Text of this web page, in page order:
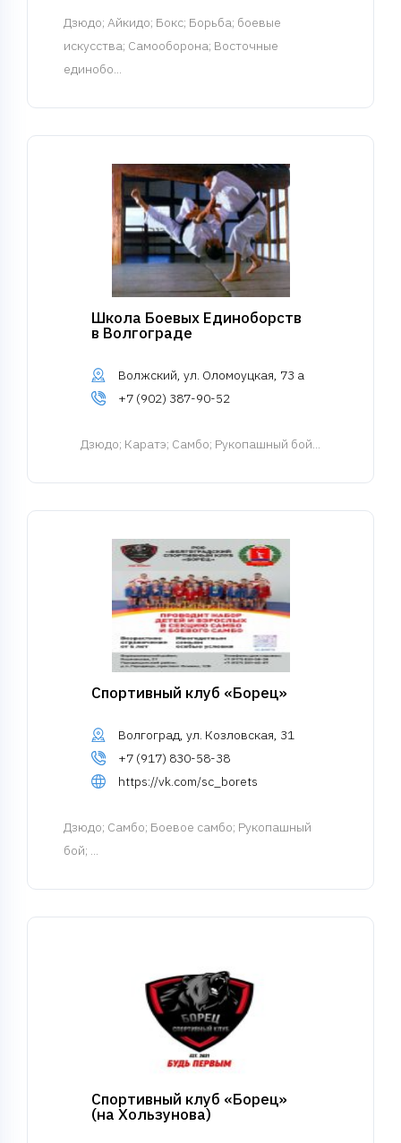
Дзюдо; Айкидо; Бокс; Борьба; боевые
искусства; Самооборона; Восточные
единобо...
Школа Боевых Единоборств
в Волгограде
Волжский, ул. Оломоуцкая, 73 а
+7 (902) 387-90-52
Дзюдо; Каратэ; Cамбо; Рукопашный бой...
Спортивный клуб «Борец»
Волгоград, ул. Козловская, 31
+7 (917) 830-58-38
https://vk.com/sc_borets
Дзюдо; Самбо; Боевое самбо; Рукопашный
бой; ...
Спортивный клуб «Борец»
(на Хользунова)